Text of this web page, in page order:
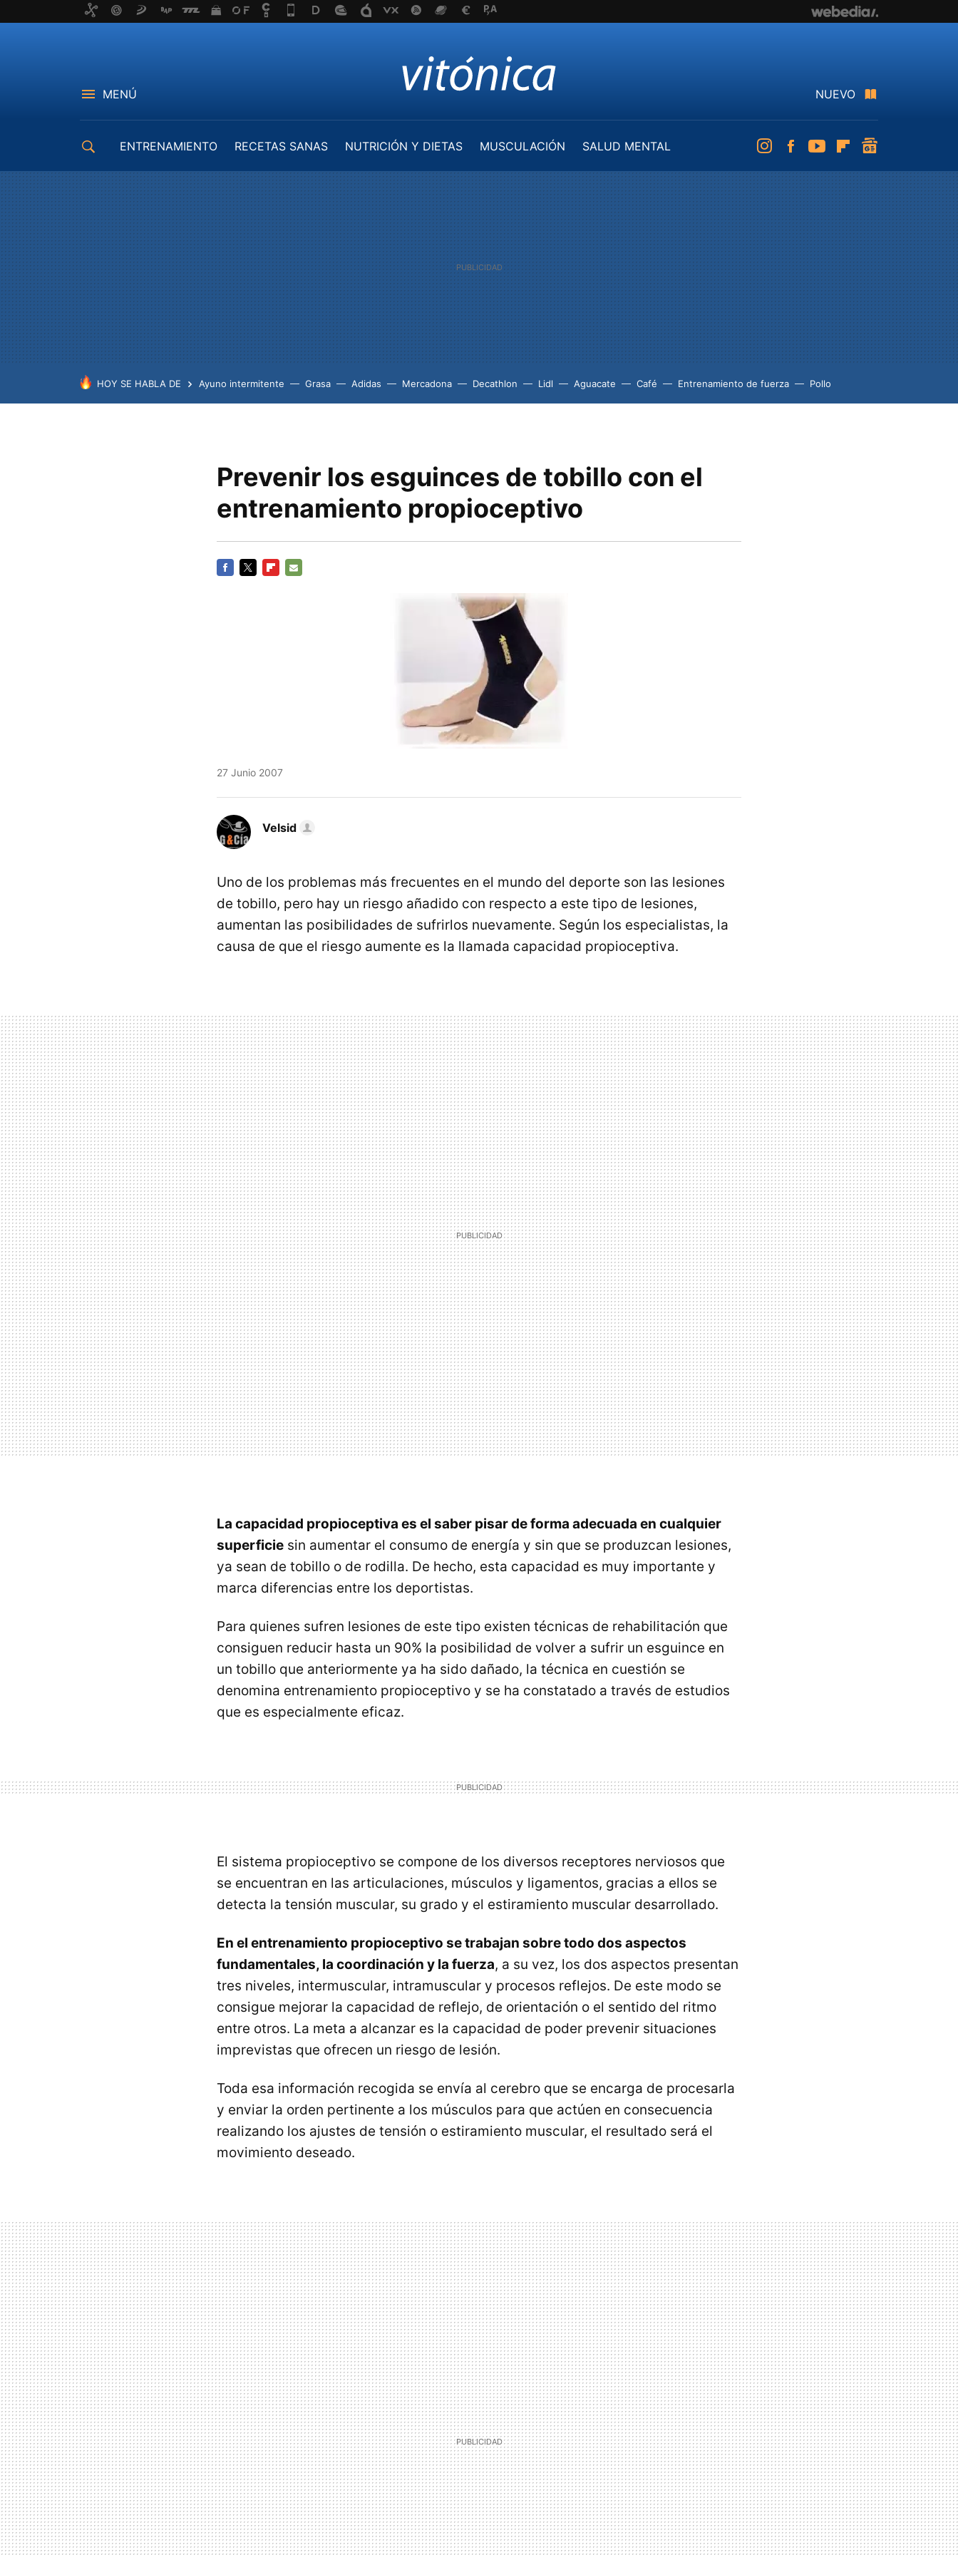
MENÚ NUEVO
ENTRENAMIENTO RECETAS SANAS NUTRICIÓN Y DIETAS MUSCULACIÓN
SALUD MENTAL
InstagramFacebookYoutubeFlipboard
HOY SE HABLA DE Ayuno intermitente Grasa Adidas Mercadona Decathlon Lidl Aguacate Café Entrenamiento de fuerza Pollo
Prevenir los esguinces de tobillo con el
entrenamiento propioceptivo
27 Junio 2007
Velsid
Uno de los problemas más frecuentes en el mundo del deporte son las lesiones
de tobillo, pero hay un riesgo añadido con respecto a este tipo de lesiones,
aumentan las posibilidades de sufrirlos nuevamente. Según los especialistas, la
causa de que el riesgo aumente es la llamada capacidad propioceptiva.
La capacidad propioceptiva es el saber pisar de forma adecuada en cualquier
superficie sin aumentar el consumo de energía y sin que se produzcan lesiones,
ya sean de tobillo o de rodilla. De hecho, esta capacidad es muy importante y
marca diferencias entre los deportistas.
Para quienes sufren lesiones de este tipo existen técnicas de rehabilitación que
consiguen reducir hasta un 90% la posibilidad de volver a sufrir un esguince en
un tobillo que anteriormente ya ha sido dañado, la técnica en cuestión se
denomina entrenamiento propioceptivo y se ha constatado a través de estudios
que es especialmente eficaz.
El sistema propioceptivo se compone de los diversos receptores nerviosos que
se encuentran en las articulaciones, músculos y ligamentos, gracias a ellos se
detecta la tensión muscular, su grado y el estiramiento muscular desarrollado.
En el entrenamiento propioceptivo se trabajan sobre todo dos aspectos
fundamentales, la coordinación y la fuerza, a su vez, los dos aspectos presentan
tres niveles, intermuscular, intramuscular y procesos reflejos. De este modo se
consigue mejorar la capacidad de reflejo, de orientación o el sentido del ritmo
entre otros. La meta a alcanzar es la capacidad de poder prevenir situaciones
imprevistas que ofrecen un riesgo de lesión.
Toda esa información recogida se envía al cerebro que se encarga de procesarla
y enviar la orden pertinente a los músculos para que actúen en consecuencia
realizando los ajustes de tensión o estiramiento muscular, el resultado será el
movimiento deseado.